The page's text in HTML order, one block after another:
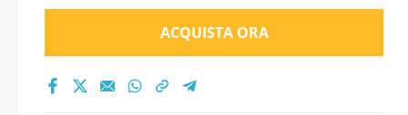
ACQUISTA ORA